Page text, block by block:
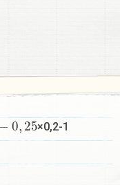
0,25
×0,2-1